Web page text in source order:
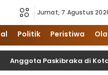
Jumat, 7 Agustus
Politik Peristiwa
Paskibraka di Kota